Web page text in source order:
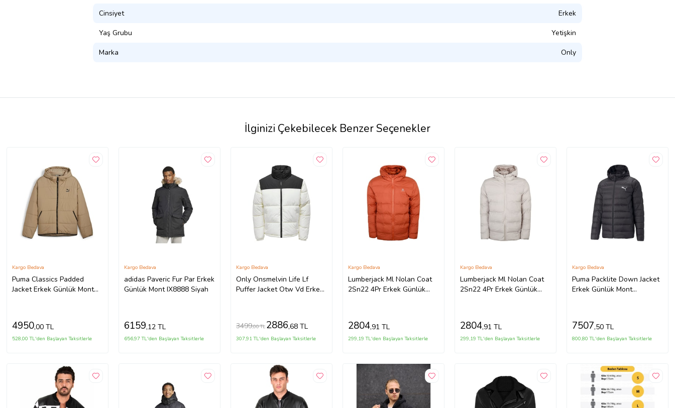
Cinsiyet Erkek
Yaş Grubu Yetişkin
Marka Only
İlginizi Çekebilecek Benzer Seçenekler
Puma Classics Padded
Jacket Erkek Günlük Mont
Kargo Bedava
4950,00 TL
528,00 TL'den Başlayan Taksitlerle
adidas Paveric Fur Par Erkek
Günlük Mont IX8888 Siyah
Kargo Bedava
6159,12 TL
656,97 TL'den Başlayan Taksitlerle
Only Onsmelvin Life Lf
Puffer Jacket Otw Vd Erkek
Kargo Bedava
3499,00 TL 2886,68 TL
307,91 TL'den Başlayan Taksitlerle
Lumberjack Ml Nolan Coat
2Sn22 4Pr Erkek Günlük
Kargo Bedava
2804,91 TL
299,19 TL'den Başlayan Taksitlerle
Lumberjack Ml Nolan Coat
2Sn22 4Pr Erkek Günlük
Kargo Bedava
2804,91 TL
299,19 TL'den Başlayan Taksitlerle
Puma Packlite Down Jacket
Erkek Günlük Mont
Kargo Bedava
7507,50 TL
800,80 TL'den Başlayan Taksitlerle